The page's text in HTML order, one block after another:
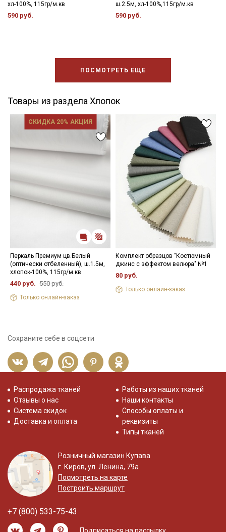
хл-100%, 115гр/м.кв
590 руб.
ш.2.5м, хл-100%,115гр/м.кв
590 руб.
ПОСМОТРЕТЬ ЕЩЕ
Товары из раздела Хлопок
СКИДКА 20% АКЦИЯ
Перкаль Премиум цв.Белый
(оптически отбеленный), ш.1.5м,
хлопок-100%, 115гр/м.кв
440 руб. 550 руб.
Только онлайн-заказ
Комплект образцов "Костюмный
джинс с эффектом велюра" №1
80 руб.
Только онлайн-заказ
Сохраните себе в соцсети
Распродажа тканей
Отзывы о нас
Система скидок
Доставка и оплата
Работы из наших тканей
Наши контакты
Способы оплаты и
реквизиты
Типы тканей
Розничный магазин Купава
г. Киров, ул. Ленина, 79а
Посмотреть на карте
Построить маршрут
+7 (800) 533-75-43
Подписаться на рассылку